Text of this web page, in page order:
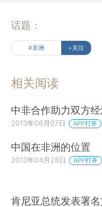
话题：
#非洲 +关注
相关阅读
中非合作助力双方
2013年06月07日 APP打开
中国在非洲的位置
2013年04月28日 APP打开
肯尼亚总统发表署